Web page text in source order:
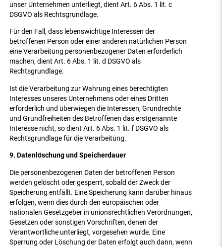
unser Unternehmen unterliegt, dient Art. 6 Abs. 1 lit. c
DSGVO als Rechtsgrundlage.
Für den Fall, dass lebenswichtige Interessen der
betroffenen Person oder einer anderen natürlichen Person
eine Verarbeitung personenbezogener Daten erforderlich
machen, dient Art. 6 Abs. 1 lit. d DSGVO als
Rechtsgrundlage.
Ist die Verarbeitung zur Wahrung eines berechtigten
Interesses unseres Unternehmens oder eines Dritten
erforderlich und überwiegen die Interessen, Grundrechte
und Grundfreiheiten des Betroffenen das erstgenannte
Interesse nicht, so dient Art. 6 Abs. 1 lit. f DSGVO als
Rechtsgrundlage für die Verarbeitung.
9. Datenlöschung und Speicherdauer
Die personenbezogenen Daten der betroffenen Person
werden gelöscht oder gesperrt, sobald der Zweck der
Speicherung entfällt. Eine Speicherung kann darüber hinaus
erfolgen, wenn dies durch den europäischen oder
nationalen Gesetzgeber in unionsrechtlichen Verordnungen,
Gesetzen oder sonstigen Vorschriften, denen der
Verantwortliche unterliegt, vorgesehen wurde. Eine
Sperrung oder Löschung der Daten erfolgt auch dann, wenn